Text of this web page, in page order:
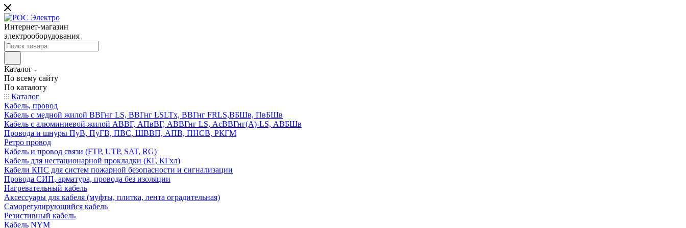
Интернет-магазин
электрооборудования
Каталог
По всему сайту
По каталогу
Каталог
Кабель, провод
Кабель с медной жилой ВВГнг LS, ВВГнг LSLTx, ВВГнг FRLS,ВБШв, ПвБШв
Кабель с алюминиевой жилой АВВГ, АПвВГ, АВВГнг LS, АсВВГнг(А)-LS, АВБШв
Провода и шнуры ПуВ, ПуГВ, ПВС, ШВВП, АПВ, ПНСВ, РКГМ
Ретро провод
Кабель и провод связи (FTP, UTP, SAT, RG)
Кабель для нестационарной прокладки (КГ, КГхл)
Кабели КПС для систем пожарной безопасности и сигнализации
Провода СИП, арматура, провода без изоляции
Нагревательный кабель
Аксессуары для кабеля (муфты, плитка, лента оградительная)
Саморегулирующийся кабель
Резистивный кабель
Кабель NYM